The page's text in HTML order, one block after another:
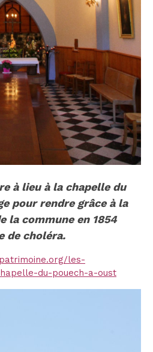
à lieu à la chapelle du
pour rendre grâce à la
la commune en 1854
de choléra.
les-
du-pouech-a-oust